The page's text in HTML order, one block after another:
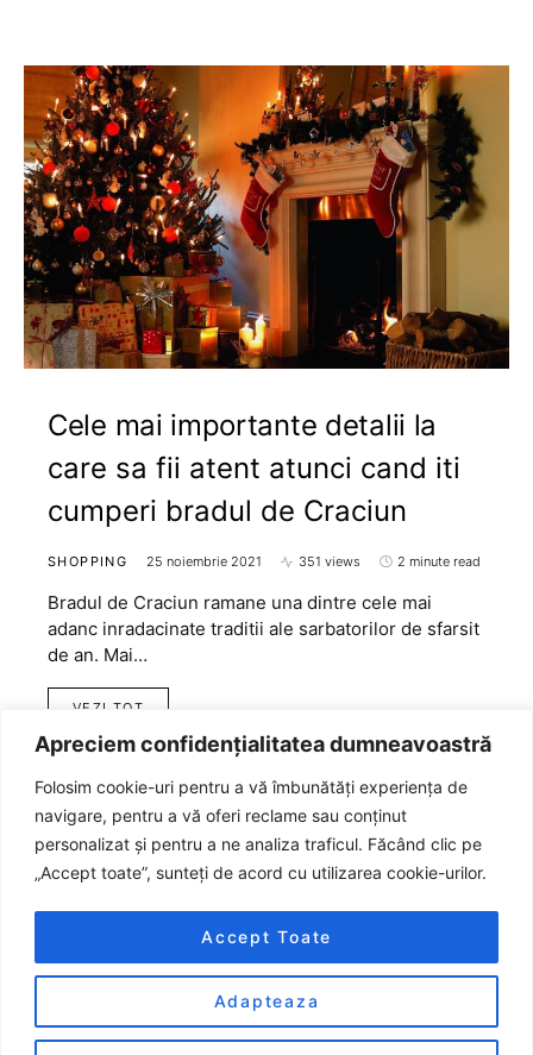
Apreciem confidențialitatea dumneavoastră
Folosim cookie-uri pentru a vă îmbunătăți experiența de
navigare, pentru a vă oferi reclame sau conținut
personalizat și pentru a ne analiza traficul. Făcând clic pe
„Accept toate”, sunteți de acord cu utilizarea cookie-urilor.
Adapteaza
Accept Toate
Cele mai importante detalii la
care sa fii atent atunci cand iti
cumperi bradul de Craciun
SHOPPING 25 noiembrie 2021 351 views 2 minute read
Bradul de Craciun ramane una dintre cele mai
adanc inradacinate traditii ale sarbatorilor de sfarsit
de an. Mai…
VEZI TOT
Designed & Developed bySmart Seo Team